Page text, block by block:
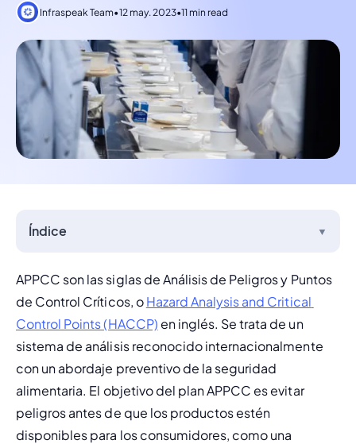
Infraspeak Team•12 may. 2023•11 min read
Índice ▼
APPCC son las siglas de Análisis de Peligros y Puntos
de Control Críticos, o Hazard Analysis and Critical
Control Points (HACCP) en inglés. Se trata de un
sistema de análisis reconocido internacionalmente
con un abordaje preventivo de la seguridad
alimentaria. El objetivo del plan APPCC es evitar
peligros antes de que los productos estén
disponibles para los consumidores, como una